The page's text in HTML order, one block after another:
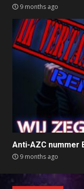
9 months ago
Anti-AZC nummer
9 months ago